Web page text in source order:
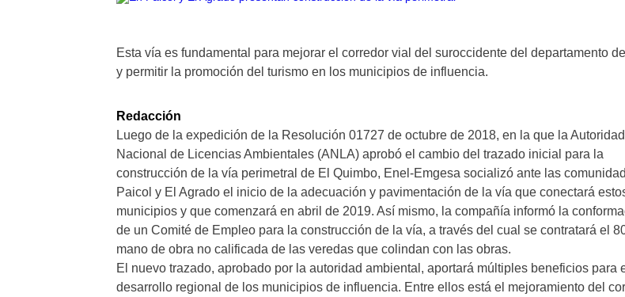
Esta vía es fundamental para mejorar el corredor vial del suroccidente del departamento
y permitir la promoción del turismo en los municipios de influencia.
Redacción
Luego de la expedición de la Resolución 01727 de octubre de 2018, en la que la Autoridad
Nacional de Licencias Ambientales (ANLA) aprobó el cambio del trazado inicial para la
construcción de la vía perimetral de El Quimbo, Enel-Emgesa socializó ante las
Paicol y El Agrado el inicio de la adecuación y pavimentación de la vía que conectará
municipios y que comenzará en abril de 2019. Así mismo, la compañía informó la
de un Comité de Empleo para la construcción de la vía, a través del cual se contratará el
mano de obra no calificada de las veredas que colindan con las obras.
El nuevo trazado, aprobado por la autoridad ambiental, aportará múltiples beneficios para
desarrollo regional de los municipios de influencia. Entre ellos está el mejoramiento del